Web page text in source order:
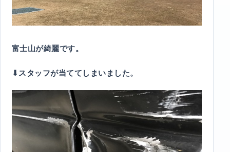
富士山が綺麗です。
⬇︎スタッフが当ててしまいました。